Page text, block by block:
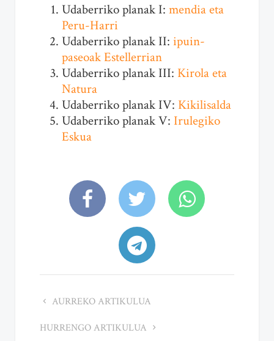
Udaberriko planak I: mendia eta
Peru-Harri
Udaberriko planak II: ipuin-
paseoak Estellerrian
Udaberriko planak III: Kirola eta
Natura
Udaberriko planak IV: Kikilisalda
Udaberriko planak V: Irulegiko
Eskua
AURREKO ARTIKULUA
HURRENGO ARTIKULUA